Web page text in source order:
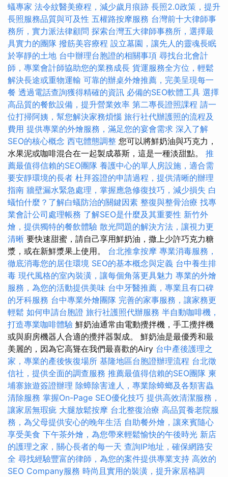
蟻專家 法令紋醫美療程，減少歲月痕跡 長照2.0政策，提升
長照服務品質與可及性 五權路按摩服務 台灣前十大律師事
務所，實力派法律顧問 探索台灣五大律師事務所，選擇最
具實力的團隊 撥筋美容療程 設立墓園，讓先人的靈魂長眠
於寧靜的土地 台中辦理台胞證的相關事項 尋找台北會計
師，專業會計師協助您的業務成長 貨運服務全方位，輕鬆
解決長途或重物運輸 可靠的辦桌外燴推薦，完美呈現每一
餐 透過電話查詢獲得精確的資訊 必備的SEO軟體工具 選擇
高品質的餐飲設備，提升營業效率 第二專長證照課程 請一
位打掃阿姨，幫您解決家務煩惱 旅行社代辦護照的流程及
費用 提供專業的外燴服務，滿足您的宴會需求 深入了解
SEO的核心概念 西屯體態調整 您可以將鮮奶油與巧克力，
水果泥或咖啡混合在一起製成慕斯，這是一種淡甜點。 推
薦最值得信賴的SEO團隊 養護中心的單人房設施，適合需
要安靜環境的長者 杜拜簽證的申請過程，提供清晰的辦理
指南 牆壁漏水緊急處理，掌握應急修復技巧，減少損失 白
蟻怕什麼？了解白蟻防治的關鍵因素 整復與整骨治療 找專
業會計公司處理帳務 了解SEO是什麼及其重要性 新竹外
燴，提供獨特的餐飲體驗 散光問題的解決方法，讓視力更
清晰 要快速甜蜜，請自己享用鮮奶油，撒上少許巧克力糖
漿，或在新鮮漿果上使用。 台北推拿按摩 專業消毒服務，
徹底消毒您的居住環境 SEO的基本概念與定義 台中養生排
毒 現代風格的室內裝潢，讓每個角落更具魅力 專業的外燴
服務，為您的活動提供美味 台中牙醫推薦，專業且有口碑
的牙科服務 台中專業外燴團隊 完善的家事服務，讓家務更
輕鬆 如何申請台胞證 旅行社護照代辦服務 半自動咖啡機，
打造專業咖啡體驗 鮮奶油通常由電動攪拌機，手工攪拌機
或與廚房機器人合適的攪拌器製成。 鮮奶油是最優秀和最
美麗的，因為它高聳在我們最喜歡的Airy 台中產後護理之
家，專業的產後恢復場所 基隆地區台胞證辦理流程 台北徵
信社，提供全面的調查服務 推薦最值得信賴的SEO團隊 柬
埔寨旅遊簽證辦理 除蟑除害達人，專業除蟑螂及各類害蟲
清除服務 掌握On-Page SEO優化技巧 提供高效清潔服務，
讓家居無瑕疵 大腿放鬆按摩 台北整復治療 高品質養老院服
務，為父母提供安心的晚年生活 自助餐外燴，讓來賓隨心
享受美食 下午茶外燴，為您帶來輕鬆愉快的午後時光 新店
的護理之家，關心長者的每一天 查詢IP地址，確保網路安
全 尋找經驗豐富的律師，為您的案件提供專業支持 高效的
SEO Company服務 時尚且實用的裝潢，提升家居格調